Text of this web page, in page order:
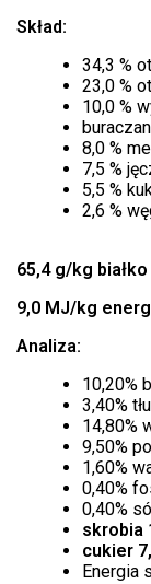
Skład:
34,3 %
23,0 %
10,0 %
8,0 %
7,5 %
5,5 %
2,6 %
65,4 g/kg
9,0 MJ/kg
Analiza:
10,20%
3,40%
14,80%
9,50%
1,60%
0,40%
0,40%
skrobia
cukier
Energia